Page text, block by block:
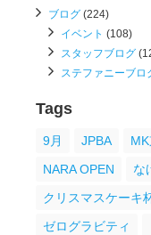
ブログ (224)
イベント (108)
スタッフブログ
ステファニーブロ
Tags
9月 JPBA
NARA OPEN
な
クリスマスケーキ
ゼログラビティ